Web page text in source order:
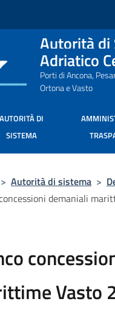
Autorità di
Adriatico
Porti di Ancona,
Ortona e Vasto
AUTORITÀ DI
SISTEMA
> Autorità di sistema >
demaniali
Vasto